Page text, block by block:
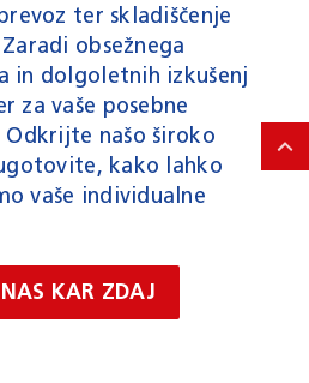
ter skladiščenje
obsežnega
in dolgoletnih izkušenj
za vaše posebne
Odkrijte našo široko
kako lahko
vaše individualne
KAR ZDAJ